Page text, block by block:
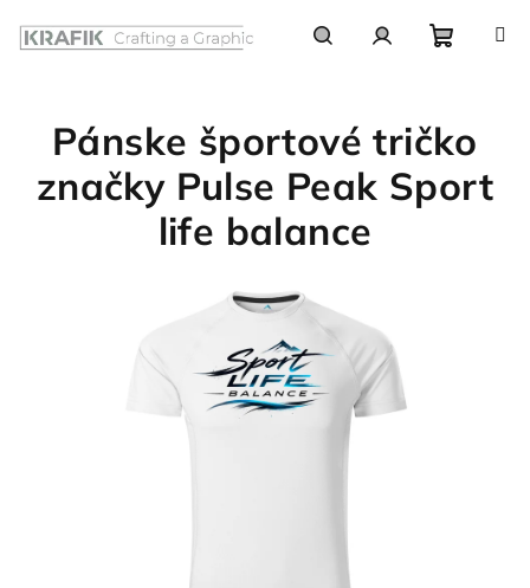
košík
Pánske športové tričko
značky Pulse Peak Sport
life balance